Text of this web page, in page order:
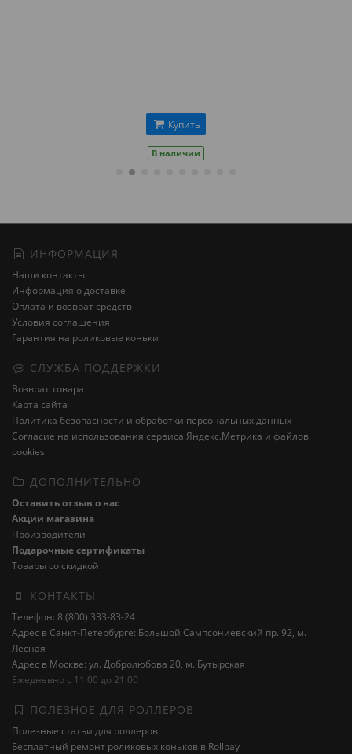
Купить
В наличии
ИНФОРМАЦИЯ
Наши контакты
Информация о доставке
Оплата и возврат средств
Условия соглашения
Гарантия на роликовые коньки
СЛУЖБА ПОДДЕРЖКИ
Возврат товара
Карта сайта
Политика безопасности и обработки персональных данных
Cогласие на использования сервиса Яндекс.Метрика и файлов
cookies
ДОПОЛНИТЕЛЬНО
Оставить отзыв о нас
Акции магазина
Производители
Подарочные сертификаты
Товары со скидкой
КОНТАКТЫ
Телефон: 8 (800) 333-83-24
Адрес в Санкт-Петербурге: Большой Сампсониевский пр. 92, м.
Лесная
Адрес в Москве: ул. Добролюбова 20, м. Бутырская
Ежедневно с 11:00 до 21:00
ПОЛЕЗНОЕ ДЛЯ РОЛЛЕРОВ
Полезные статьи для роллеров
Бесплатный ремонт роликовых коньков в Rollbay